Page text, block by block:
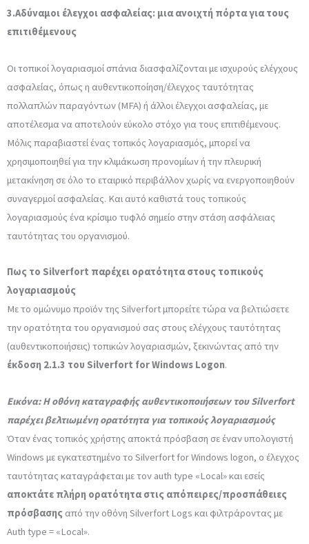
3.Αδύναμοι έλεγχοι ασφαλείας: μια ανοιχτή πόρτα για τους
επιτιθέμενους
Οι τοπικοί λογαριασμοί σπάνια διασφαλίζονται με ισχυρούς ελέγχους
ασφαλείας, όπως η αυθεντικοποίηση/έλεγχος ταυτότητας
πολλαπλών παραγόντων (MFA) ή άλλοι έλεγχοι ασφαλείας, με
αποτέλεσμα να αποτελούν εύκολο στόχο για τους επιτιθέμενους.
Μόλις παραβιαστεί ένας τοπικός λογαριασμός, μπορεί να
χρησιμοποιηθεί για την κλιμάκωση προνομίων ή την πλευρική
μετακίνηση σε όλο το εταιρικό περιβάλλον χωρίς να ενεργοποιηθούν
συναγερμοί ασφαλείας. Και αυτό καθιστά τους τοπικούς
λογαριασμούς ένα κρίσιμο τυφλό σημείο στην στάση ασφάλειας
ταυτότητας του οργανισμού.
Πως το Silverfort παρέχει ορατότητα στους τοπικούς
λογαριασμούς
Με το ομώνυμο προϊόν της Silverfort μπορείτε τώρα να βελτιώσετε
την ορατότητα του οργανισμού σας στους ελέγχους ταυτότητας
(αυθεντικοποιήσεις) τοπικών λογαριασμών, ξεκινώντας από την
έκδοση 2.1.3 του Silverfort forWindows Logon.
Εικόνα: Η οθόνη καταγραφής αυθεντικοποιήσεων του Silverfort
παρέχει βελτιωμένη ορατότητα για τοπικούς λογαριασμούς
Όταν ένας τοπικός χρήστης αποκτά πρόσβαση σε έναν υπολογιστή
Windows με εγκατεστημένο το Silverfort for Windows logon, ο έλεγχος
ταυτότητας καταγράφεται με τον auth type «Local» και εσείς
αποκτάτε πλήρη ορατότητα στις απόπειρες/προσπάθειες
πρόσβασης από την οθόνη Silverfort Logs και φιλτράροντας με
Auth type = «Local».